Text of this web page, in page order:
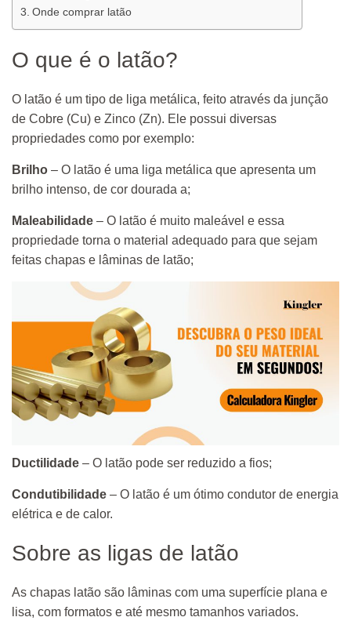
Onde comprar latão
O que é o latão?
O latão é um tipo de liga metálica, feito através da junção
de Cobre (Cu) e Zinco (Zn). Ele possui diversas
propriedades como por exemplo:
Brilho – O latão é uma liga metálica que apresenta um
brilho intenso, de cor dourada a;
Maleabilidade – O latão é muito maleável e essa
propriedade torna o material adequado para que sejam
feitas chapas e lâminas de latão;
Ductilidade – O latão pode ser reduzido a fios;
Condutibilidade – O latão é um ótimo condutor de energia
elétrica e de calor.
Sobre as ligas de latão
As chapas latão são lâminas com uma superfície plana e
lisa, com formatos e até mesmo tamanhos variados.